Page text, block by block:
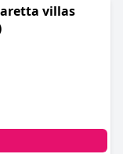
villas